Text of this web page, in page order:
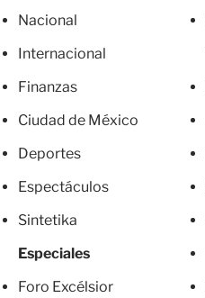
Nacional
Internacional
Finanzas
Ciudad de México
Deportes
Espectáculos
Sintetika
Especiales
Foro Excélsior